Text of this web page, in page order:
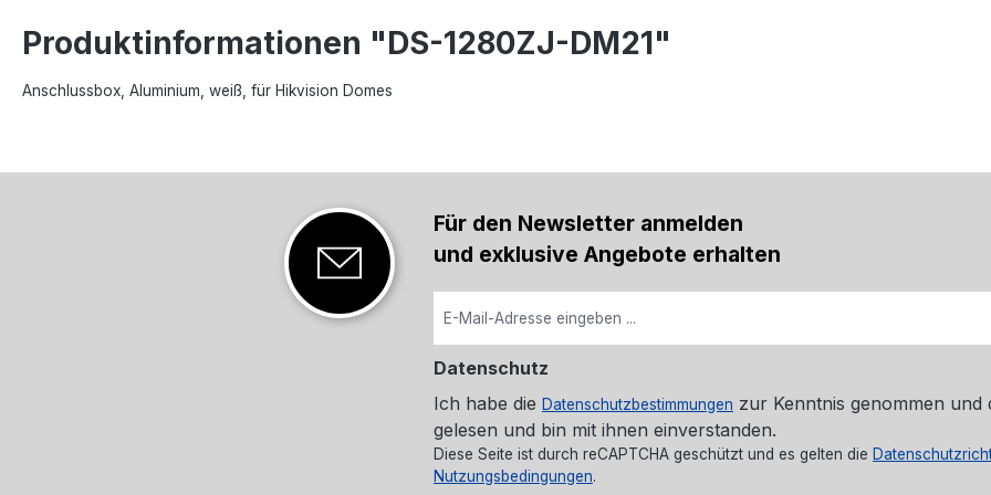
Produktinformationen "DS-1280ZJ-DM21"
Anschlussbox, Aluminium, weiß, für Hikvision Domes
Für den Newsletter anmelden
und exklusive Angebote erhalten
Datenschutz
Ich habe die Datenschutzbestimmungen zur Kenntnis genommen und
gelesen und bin mit ihnen einverstanden.
Diese Seite ist durch reCAPTCHA geschützt und es gelten die
Nutzungsbedingungen.